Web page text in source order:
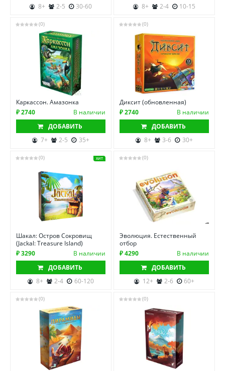
8+
2-5 30-60
8+
2-4 10-15
(0)
Каркассон. Амазонка
₽ 2740
В наличии
ДОБАВИТЬ
7+
2-5 35+
(0)
Диксит (обновленная)
₽ 2740
В наличии
ДОБАВИТЬ
8+
3-6 30+
(0) ХИТ
Шакал: Остров Сокровищ
(Jackal: Treasure Island)
₽ 3290
В наличии
ДОБАВИТЬ
8+
2-4 60-120
(0)
Эволюция. Естественный
отбор
₽ 4290
В наличии
ДОБАВИТЬ
12+
2-6 60+
(0) (0)